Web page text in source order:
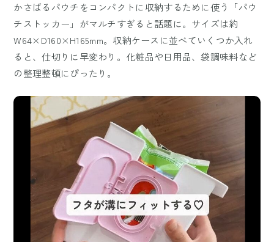
かさばるパウチをコンパクトに収納するために使う「パウ
チストッカー」がマルチすぎると話題に。サイズは約
W64×D160×H165mm。収納ケースに並べていくつか入れ
ると、仕切りに早変わり。化粧品や日用品、袋調味料など
の整理整頓にぴったり。